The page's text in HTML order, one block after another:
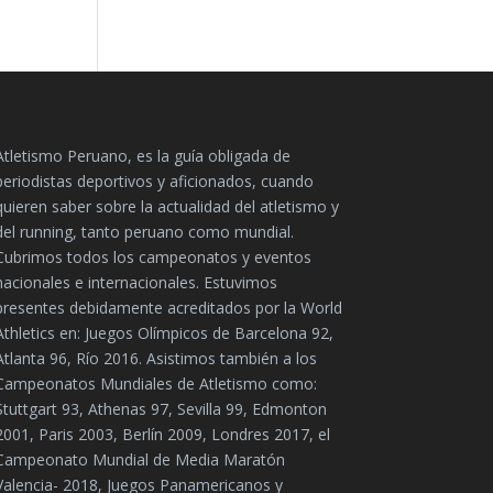
Peruano, es la guía obligada de
deportivos y aficionados, cuando
saber sobre la actualidad del atletismo y
running, tanto peruano como mundial.
todos los campeonatos y eventos
e internacionales. Estuvimos
debidamente acreditados por la World
en: Juegos Olímpicos de Barcelona 92,
96, Río 2016. Asistimos también a los
Mundiales de Atletismo como:
93, Athenas 97, Sevilla 99, Edmonton
Paris 2003, Berlín 2009, Londres 2017, el
Mundial de Media Maratón
2018, Juegos Panamericanos y